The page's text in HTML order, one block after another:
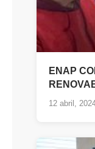
ENAP
12 abril,